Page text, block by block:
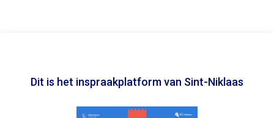
Dit is het inspraakplatform van Sint-Niklaas